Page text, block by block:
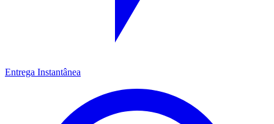
Entrega Instantânea